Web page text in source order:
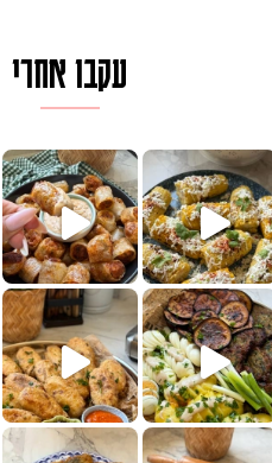
עקבו אחרי
בכמה דקות עב
שילוב של מופלטה וספינז׳, רעיון מעול
לחדש לכם ונראה
לתשעת הימים ולכבוד שבת קודשלמתכון
מחותניםמתכון ראש
עם אורז חביתה וירקות, למתכון . המרכי